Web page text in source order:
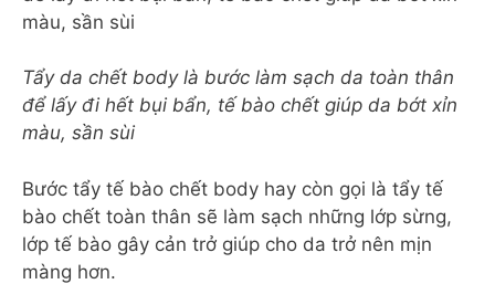
Tẩy da chết body là bước làm sạch da toàn thân
để lấy đi hết bụi bẩn, tế bào chết giúp da bớt xỉn
màu, sần sùi
Bước tẩy tế bào chết body hay còn gọi là tẩy tế
bào chết toàn thân sẽ làm sạch những lớp sừng,
lớp tế bào gây cản trở giúp cho da trở nên mịn
màng hơn.